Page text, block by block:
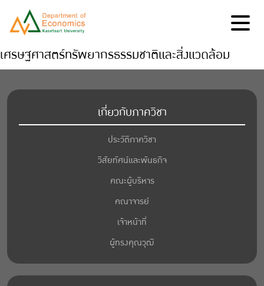
เศรษฐศาสตร์ทรัพยากรธรรมชาติและสิ่งแวดล้อม
เกี่ยวกับภาควิชา
ประวัติภาควิชา
วิสัยทัศน์และพันธกิจ
คณะผู้บริหาร
คณาจารย์
เจ้าหน้าที่
ผู้ทรงคุณวุฒิ